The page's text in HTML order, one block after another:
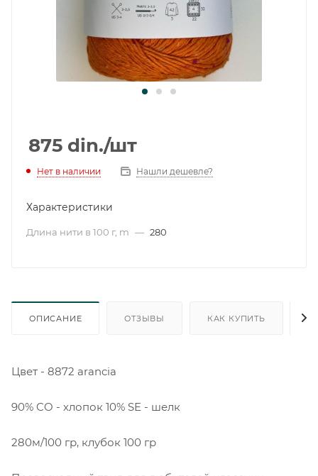
875 din./шт
Нет в наличии Нашли дешевле?
Характеристики
Длина нити в 100 г, m — 280
ОПИСАНИЕ ОТЗЫВЫ КАК КУПИТЬ
Цвет - 8872 arancia
90% CO - хлопок 10% SE - шелк
280м/100 гр, клубок 100 гр